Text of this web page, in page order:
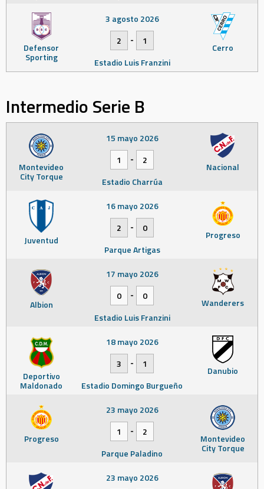
Defensor
Sporting
Cerro
3 agosto 2026
2
-
1
Estadio Luis Franzini
Intermedio Serie B
Montevideo
City Torque
Nacional
15 mayo 2026
1
-
2
Estadio Charrúa
Juventud Progreso
16 mayo 2026
2
-
0
Parque Artigas
Albion Wanderers
17 mayo 2026
0
-
0
Estadio Luis Franzini
Deportivo
Maldonado
Danubio
18 mayo 2026
3
-
1
Estadio Domingo Burgueño
Progreso Montevideo
City Torque
23 mayo 2026
1
-
2
Parque Paladino
23 mayo 2026